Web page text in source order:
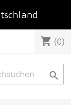
shopping_cart (0)
